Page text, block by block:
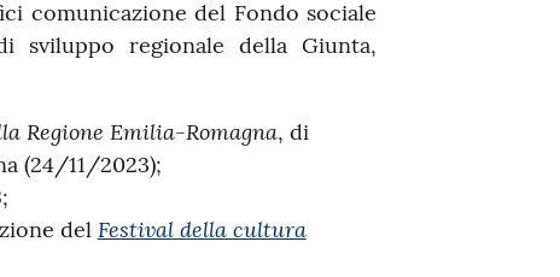
comunicazione del Fondo sociale
sviluppo regionale della Giunta,
Regione Emilia-Romagna, di
(24/11/2023);
;
del Festival della cultura